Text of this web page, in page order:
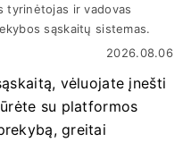
tyrinėtojas ir vadovas
sąskaitų sistemas.
2026.08.06
vėluojate įnešti
su platformos
greitai